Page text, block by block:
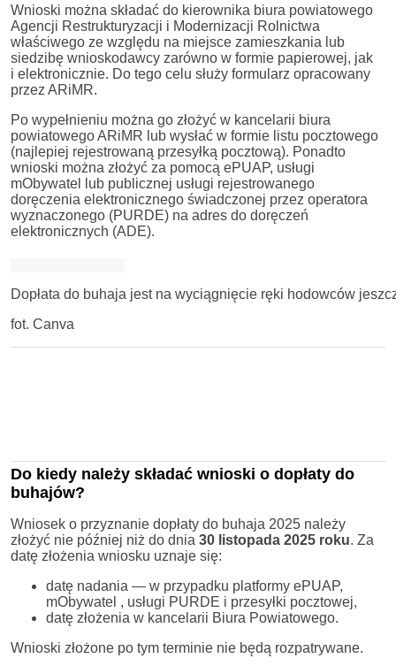
Wnioski można składać do kierownika biura powiatowego
Agencji Restrukturyzacji i Modernizacji Rolnictwa
właściwego ze względu na miejsce zamieszkania lub
siedzibę wnioskodawcy zarówno w formie papierowej, jak
i elektronicznie. Do tego celu służy formularz opracowany
przez ARiMR.
Po wypełnieniu można go złożyć w kancelarii biura
powiatowego ARiMR lub wysłać w formie listu pocztowego
(najlepiej rejestrowaną przesyłką pocztową). Ponadto
wnioski można złożyć za pomocą ePUAP, usługi
mObywatel lub publicznej usługi rejestrowanego
doręczenia elektronicznego świadczonej przez operatora
wyznaczonego (PURDE) na adres do doręczeń
elektronicznych (ADE).
Dopłata do buhaja jest na wyciągnięcie ręki hodowców
fot. Canva
Do kiedy należy składać wnioski o dopłaty do
buhajów?
Wniosek o przyznanie dopłaty do buhaja 2025 należy
złożyć nie później niż do dnia 30 listopada 2025 roku. Za
datę złożenia wniosku uznaje się:
datę nadania — w przypadku platformy ePUAP,
mObywatel , usługi PURDE i przesyłki pocztowej,
datę złożenia w kancelarii Biura Powiatowego.
Wnioski złożone po tym terminie nie będą rozpatrywane.